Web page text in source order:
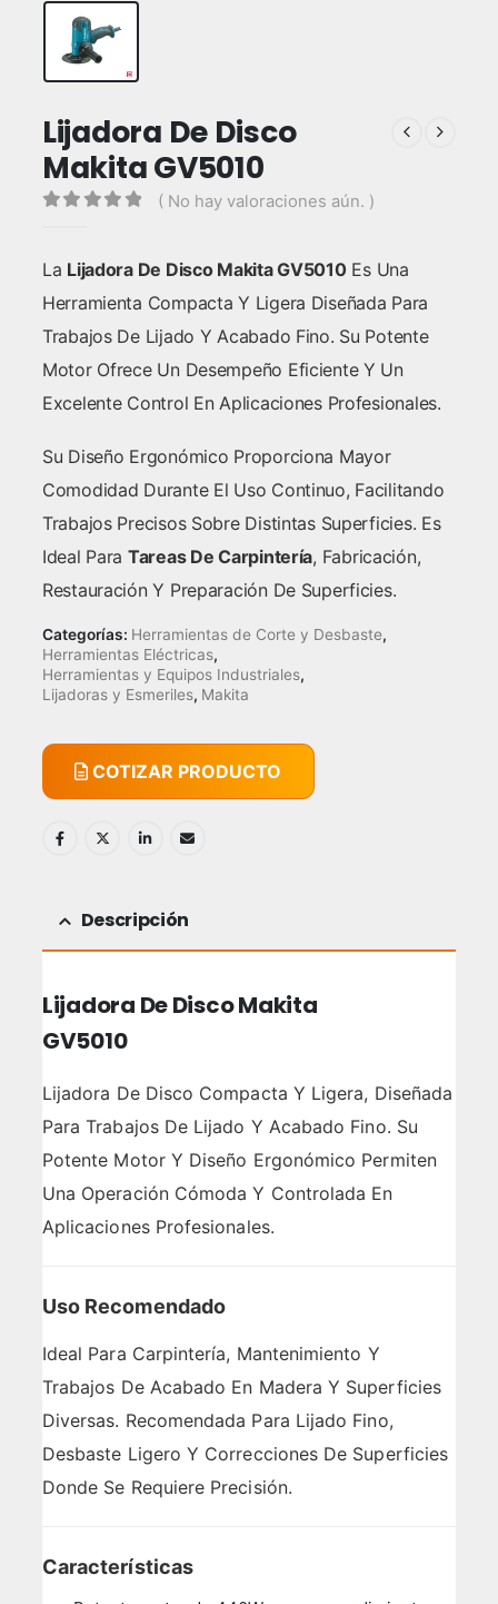
Lijadora De Disco
Makita GV5010
( No hay valoraciones aún. )
La Lijadora De Disco Makita GV5010Es Una
Herramienta Compacta Y Ligera Diseñada Para
Trabajos De Lijado Y Acabado Fino. Su Potente
Motor Ofrece Un Desempeño Eficiente Y Un
Excelente Control En Aplicaciones Profesionales.
Su Diseño Ergonómico Proporciona Mayor
Comodidad Durante El Uso Continuo, Facilitando
Trabajos Precisos Sobre Distintas Superficies. Es
Ideal Para Tareas De Carpintería, Fabricación,
Restauración Y Preparación De Superficies.
Categorías: Herramientas de Corte y Desbaste,
Herramientas Eléctricas,
Herramientas y Equipos Industriales,
Lijadoras y Esmeriles, Makita
COTIZAR PRODUCTO
Descripción
Lijadora De Disco Makita
GV5010
Lijadora De Disco Compacta Y Ligera, Diseñada
Para Trabajos De Lijado Y Acabado Fino. Su
Potente Motor Y Diseño Ergonómico Permiten
Una Operación Cómoda Y Controlada En
Aplicaciones Profesionales.
Uso Recomendado
Ideal Para Carpintería, Mantenimiento Y
Trabajos De Acabado En Madera Y Superficies
Diversas. Recomendada Para Lijado Fino,
Desbaste Ligero Y Correcciones De Superficies
Donde Se Requiere Precisión.
Características